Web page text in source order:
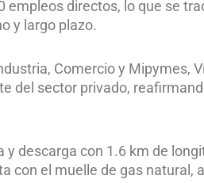
empleos directos, lo que se
y largo plazo.
Comercio y Mipymes,
del sector privado,
descarga con 1.6 km de
con el muelle de gas natural,